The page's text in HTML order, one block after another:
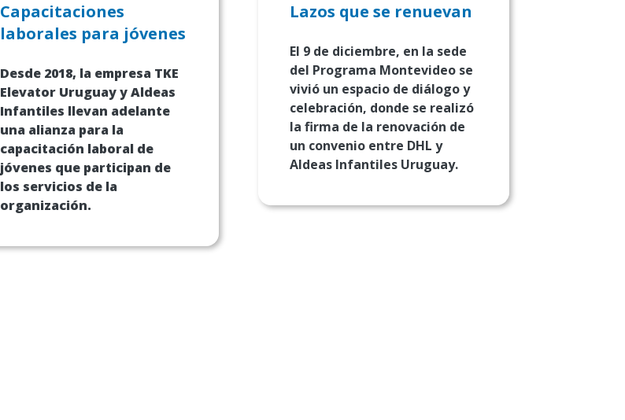
Capacitaciones
laborales para jóvenes
Desde 2018, la empresa TKE
Elevator Uruguay y Aldeas
Infantiles llevan adelante
una alianza para la
capacitación laboral de
jóvenes que participan de
los servicios de la
organización.
Lazos que se renuevan
El 9 de diciembre, en la sede
del Programa Montevideo se
vivió un espacio de diálogo y
celebración, donde se realizó
la firma de la renovación de
un convenio entre DHL y
Aldeas Infantiles Uruguay.